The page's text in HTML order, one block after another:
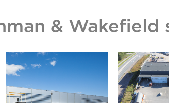
& Wakefield